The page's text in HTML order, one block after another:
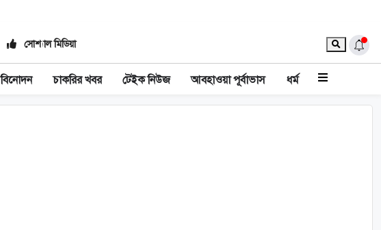
সোশ্যাল মিডিয়া
বিনোদন চাকরির খবর টেইক নিউজ আবহাওয়া পূর্বাভাস ধর্ম